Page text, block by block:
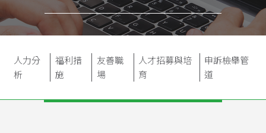
人力分
析
福利措
施
友善職
場
人才招募與培
育
申訴檢舉管
道